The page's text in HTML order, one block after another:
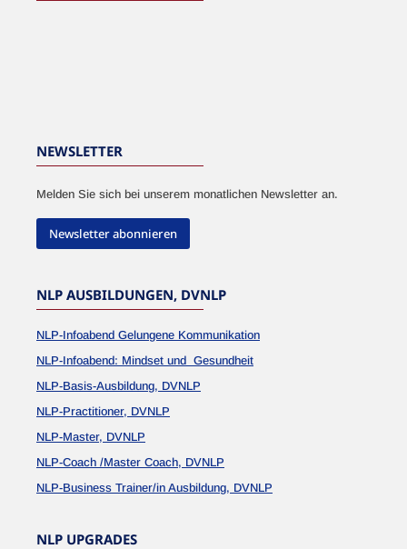
NEWSLETTER
Melden Sie sich bei unserem monatlichen Newsletter an.
Newsletter abonnieren
NLP AUSBILDUNGEN, DVNLP
NLP-Infoabend Gelungene Kommunikation
NLP-Infoabend: Mindset und Gesundheit
NLP-Basis-Ausbildung, DVNLP
NLP-Practitioner, DVNLP
NLP-Master, DVNLP
NLP-Coach /Master Coach, DVNLP
NLP-Business Trainer/in Ausbildung, DVNLP
NLP UPGRADES